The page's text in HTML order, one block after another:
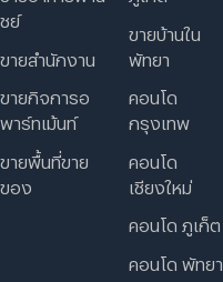
ชย์
ขายสำนักงาน
ขายกิจการอ
พาร์ทเม้นท์
ขายพื้นที่ขาย
ของ
ขายบ้านใน
พัทยา
คอนโด
กรุงเทพ
คอนโด
เชียงใหม่
คอนโด ภูเก็ต
คอนโด พัทยา